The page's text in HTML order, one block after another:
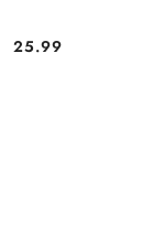
Cena:
25.99